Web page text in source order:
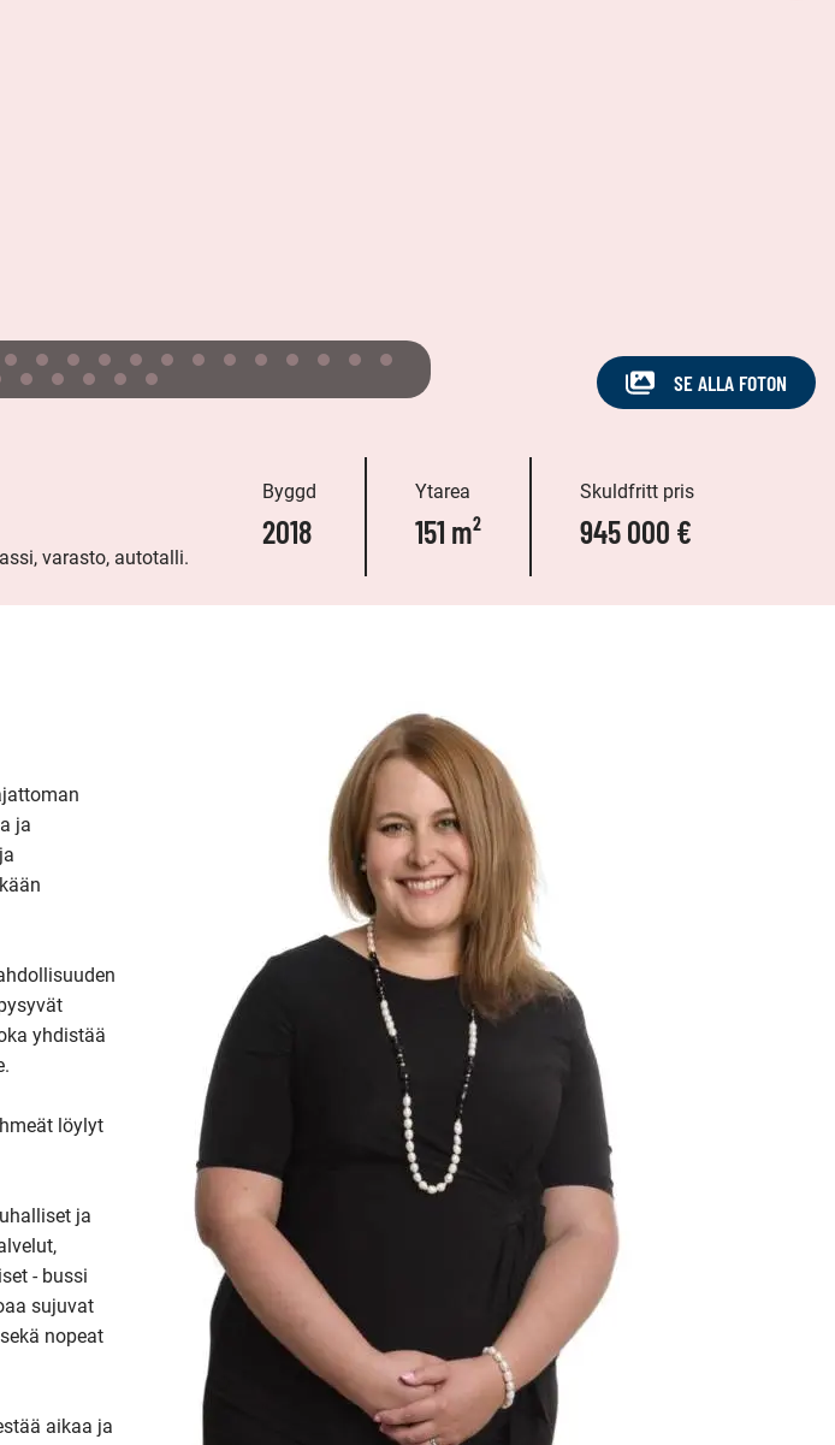
SE ALLA FOTON
varasto, autotalli.
Byggd
2018
Ytarea
151 m²
Skuldfritt pris
945 000 €
ja
yhdistää
löylyt
ja
- bussi
sujuvat
nopeat
aikaa ja